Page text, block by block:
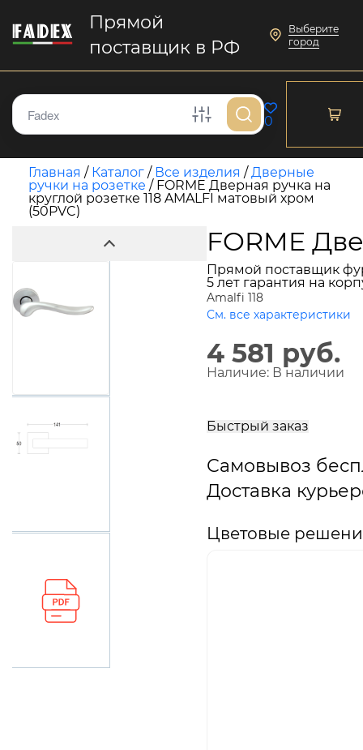
Прямой
поставщик в РФ
Выберите
город
0
Главная / Каталог / Все изделия /Дверные
ручки на розетке / FORME Дверная ручка на
круглой розетке 118 AMALFI матовый хром
(50PVC)
FORME
Прямой поставщик
5 лет гарантия на
Amalfi 118
См. все характеристики
4 581 руб.
Наличие: В наличии
Быстрый заказ
Самовывоз
Доставка
Цветовые